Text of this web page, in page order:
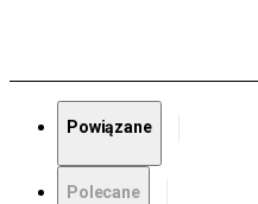
Powiązane
Polecane